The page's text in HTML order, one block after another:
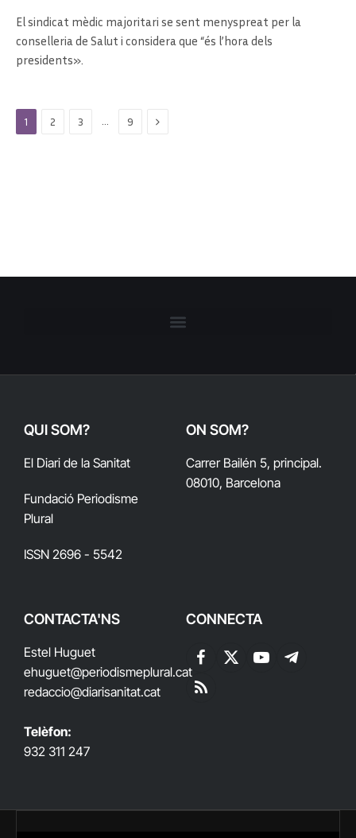
El sindicat mèdic majoritari se sent menyspreat per la
conselleria de Salut i considera que “és l’hora dels
presidents».
1 2 3 9 Next
QUI SOM?
El Diari de la Sanitat
Fundació Periodisme
Plural
ISSN 2696 - 5542
ON SOM?
Carrer Bailén 5, principal.
08010, Barcelona
CONTACTA'NS
Estel Huguet
ehuguet@periodismeplural.cat
redaccio@diarisanitat.cat
Telèfon:
932 311 247
CONNECTA
Facebook
X
YouTubeTelegram
RSS